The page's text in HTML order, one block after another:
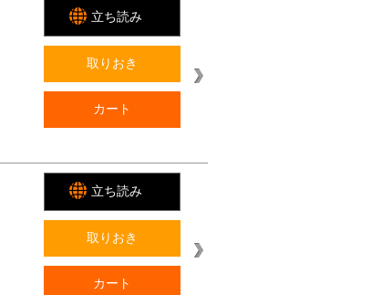
立ち読み
取りおき
カート
立ち読み
取りおき
カート